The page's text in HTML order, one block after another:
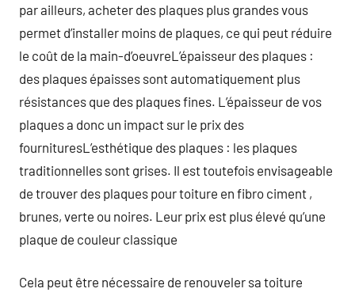
par ailleurs, acheter des plaques plus grandes vous
permet d’installer moins de plaques, ce qui peut réduire
le coût de la main-d’oeuvreL’épaisseur des plaques :
des plaques épaisses sont automatiquement plus
résistances que des plaques fines. L’épaisseur de vos
plaques a donc un impact sur le prix des
fournituresL’esthétique des plaques : les plaques
traditionnelles sont grises. Il est toutefois envisageable
de trouver des plaques pour toiture en fibro ciment ,
brunes, verte ou noires. Leur prix est plus élevé qu’une
plaque de couleur classique
Cela peut être nécessaire de renouveler sa toiture